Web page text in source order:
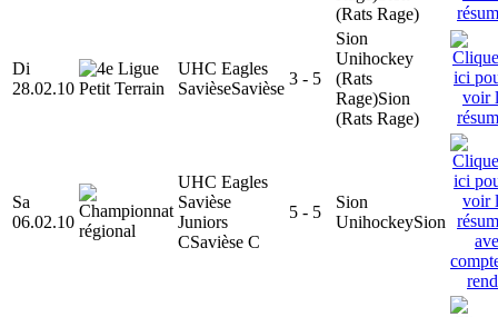
(Rats Rage)
Di
28.02.10
UHC Eagles
SavièseSavièse
3 - 5
Sion
Unihockey
(Rats
Rage)Sion
(Rats Rage)
Sa
06.02.10
UHC Eagles
Savièse
Juniors
CSavièse C
5 - 5
Sion
UnihockeySion